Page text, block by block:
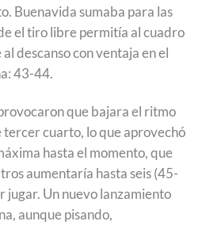
Buenavida sumaba para las
el tiro libre permitía al cuadro
descanso con ventaja en el
43-44.
que bajara el ritmo
tercer cuarto, lo que aprovechó
hasta el momento, que
aumentaría hasta seis (45-
jugar. Un nuevo lanzamiento
aunque pisando,